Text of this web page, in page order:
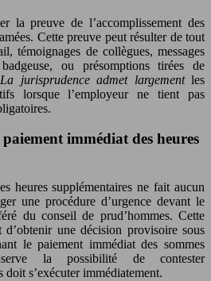
la preuve de l’accomplissement des
Cette preuve peut résulter de tout
témoignages de collègues, messages
ou présomptions tirées de
La jurisprudence admet largementles
lorsque l’employeur ne tient pas
immédiat des heures
heures supplémentaires ne fait aucun
une procédure d’urgence devant le
du conseil de prud’hommes. Cette
d’obtenir une décision provisoire sous
le paiement immédiat des sommes
la possibilité de contester
s’exécuter immédiatement.